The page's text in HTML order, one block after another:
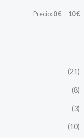
Precio:0 €—10 €
(21)
(8)
(3)
(10)